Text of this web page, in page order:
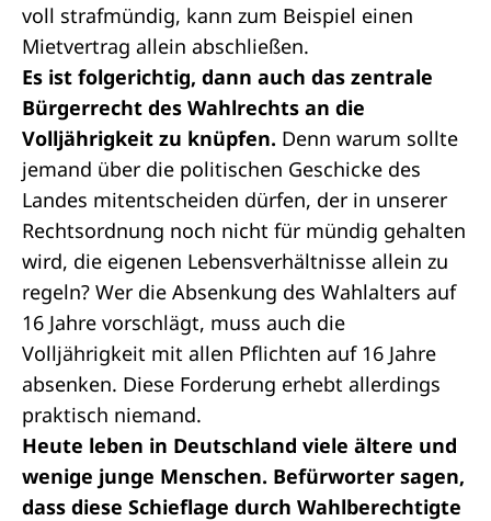
voll strafmündig, kann zum Beispiel einen
Mietvertrag allein abschließen.
Es ist folgerichtig, dann auch das zentrale
Bürgerrecht des Wahlrechts an die
Volljährigkeit zu knüpfen. Denn warum sollte
jemand über die politischen Geschicke des
Landes mitentscheiden dürfen, der in unserer
Rechtsordnung noch nicht für mündig gehalten
wird, die eigenen Lebensverhältnisse allein zu
regeln? Wer die Absenkung des Wahlalters auf
16 Jahre vorschlägt, muss auch die
Volljährigkeit mit allen Pflichten auf 16 Jahre
absenken. Diese Forderung erhebt allerdings
praktisch niemand.
Heute leben in Deutschland viele ältere und
wenige junge Menschen. Befürworter sagen,
dass diese Schieflage durch Wahlberechtigte